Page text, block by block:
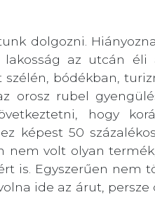
dolgozni.
lakosság az utcán
bódékban,
orosz rubel
hogy
képest 50
nem volt olyan
is. Egyszerűen nem
ide az árut,